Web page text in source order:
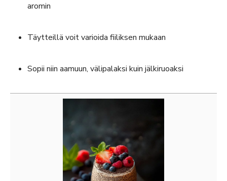
aromin
Täytteillä voit varioida fiiliksen mukaan
Sopii niin aamuun, välipalaksi kuin jälkiruoaksi